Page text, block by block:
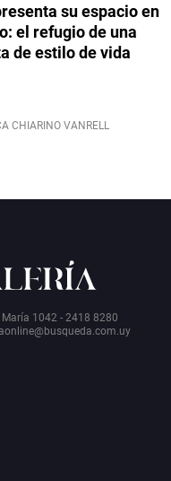
su espacio en
el refugio de una
de estilo de vida
CHIARINO VANRELL
1042 - 2418 8280